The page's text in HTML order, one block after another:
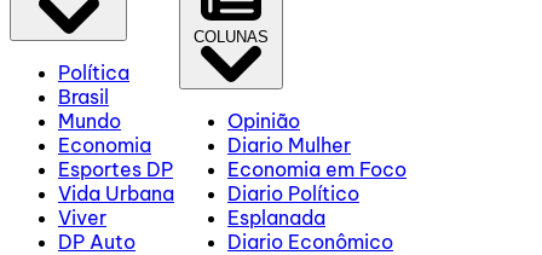
Política
Brasil
Mundo
Economia
Esportes DP
Vida Urbana
Viver
DP Auto
COLUNAS
Opinião
Diario Mulher
Economia em Foco
Diario Político
Esplanada
Diario Econômico